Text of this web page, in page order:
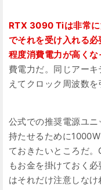
RTX 3090 Tiは非常に
でそれを受け入れる
程度消費電力が高くな
費電力だ。同じアー
えてクロック周波数を
公式での推奨電源ユ
持たせるために
ておきたいところだ
もお金を掛けておく
はそれだけ注意しなけ